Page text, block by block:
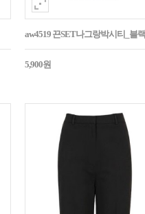
aw4519 끈SET나그랑박시티_블랙
5,900원